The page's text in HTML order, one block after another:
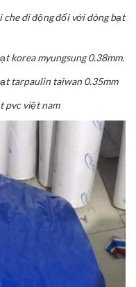
che di động đối với dòng bạt
korea myungsung 0.38mm.
tarpaulin taiwan 0.35mm
pvc việt nam